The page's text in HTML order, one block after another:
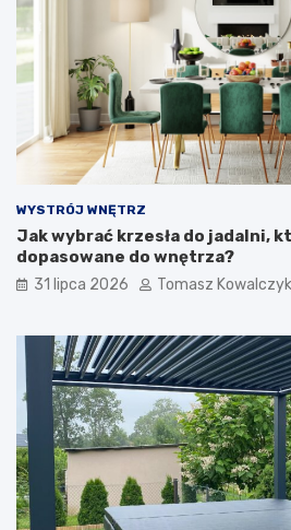
WYSTRÓJ WNĘTRZ
Jak wybrać krzesła do jadalni,
dopasowane do wnętrza?
31 lipca 2026 Tomasz Kowalczyk